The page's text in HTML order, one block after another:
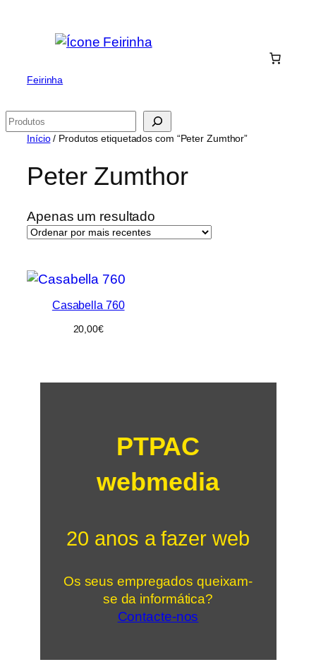
Feirinha
Pesquisar
Início/ Produtos etiquetados com “Peter Zumthor”
Peter Zumthor
Apenas um resultado
Casabella 760
20,00€
PTPAC
webmedia
20 anos a fazer web
Os seus empregados queixam-
se da informática?
Contacte-nos